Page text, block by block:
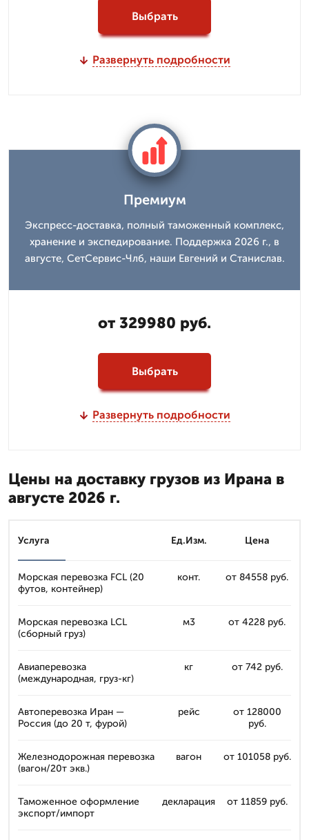
Выбрать
Развернуть подробности
Премиум
Экспресс-доставка, полный таможенный комплекс,
хранение и экспедирование. Поддержка 2026 г., в
августе, СетСервис-Члб, наши Евгений и Станислав.
от 329980 руб.
Выбрать
Развернуть подробности
Цены на доставку грузов из Ирана в
августе 2026 г.
Услуга Ед.Изм. Цена
Морская перевозка FCL (20
футов, контейнер)
конт. от 84558 руб.
Морская перевозка LCL
(сборный груз)
м3 от 4228 руб.
Авиаперевозка
(международная, груз-кг)
кг от 742 руб.
Автоперевозка Иран —
Россия (до 20 т, фурой)
рейс
от 128000
руб.
Железнодорожная перевозка
(вагон/20т экв.)
вагон от 101058 руб.
Таможенное оформление
экспорт/импорт
декларация от 11859 руб.